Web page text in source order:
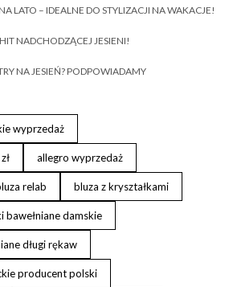
LATO – IDEALNE DO STYLIZACJI NA WAKACJE!
NADCHODZĄCEJ JESIENI!
NA JESIEŃ? PODPOWIADAMY
wyprzedaż
allegro wyprzedaż
relab bluza z kryształkami
bawełniane damskie
długi rękaw
producent polski